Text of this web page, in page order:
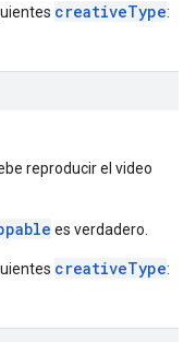
creativeType:
reproducir el video
es verdadero.
creativeType: